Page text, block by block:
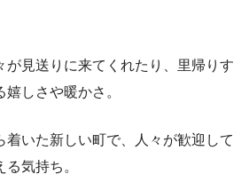
が見送りに来てくれたり、里帰りす
しさや暖かさ。
着いた新しい町で、人々が歓迎して
気持ち。